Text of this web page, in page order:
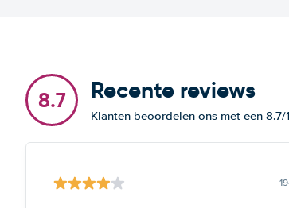
8.7 Recente reviews
Klanten beoordelen ons met een